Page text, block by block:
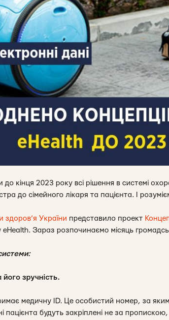
кінця 2023 року всі рішення в системі
до сімейного лікаря та пацієнта. І
здоров’я України представило проект
eHealth. Зараз розпочинаємо місяць
зручність.
медичну ID. Це особистий номер, за яким
пацієнта будуть закріплені не за